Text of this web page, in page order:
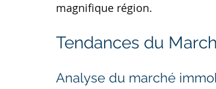
magnifique région.
Tendances du
Analyse du marché